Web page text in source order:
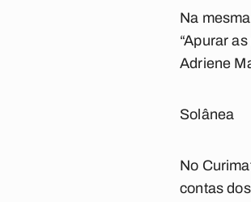
Na
“Apurar
Adriene
Solânea
No
contas